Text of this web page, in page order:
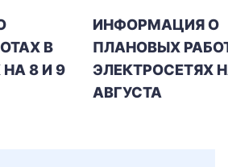
В
8 И 9
ИНФОРМАЦИЯ О
ПЛАНОВЫХ
ЭЛЕКТРОСЕТЯХ
АВГУСТА